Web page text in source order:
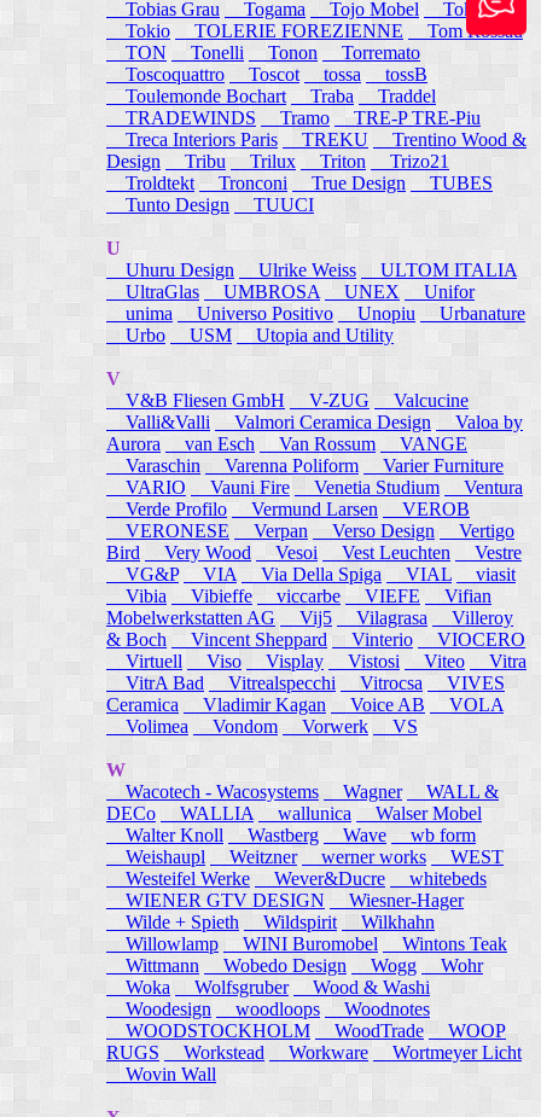
Tobias Grau
Togama Tojo Mobel
Token
Tokio
TOLERIE FOREZIENNE
Tom Rossau
TON
Tonelli Tonon
Torremato
Toscoquattro
Toscot tossa
tossB
Toulemonde Bochart
Traba
Traddel
TRADEWINDS
Tramo
TRE-P TRE-Piu
Treca Interiors Paris
TREKU
Trentino Wood &
Design
Tribu Trilux Triton
Trizo21
Troldtekt Tronconi True Design
TUBES
Tunto Design
TUUCI
U
Uhuru Design
Ulrike Weiss
ULTOM ITALIA
UltraGlas
UMBROSA UNEX
Unifor
unima
Universo Positivo Unopiu
Urbanature
Urbo
USM Utopia and Utility
V
V&B Fliesen GmbH
V-ZUG
Valcucine
Valli&Valli
Valmori Ceramica Design
Valoa by
Aurora
van Esch Van Rossum
VANGE
Varaschin
Varenna Poliform
Varier Furniture
VARIO
Vauni Fire Venetia Studium
Ventura
Verde Profilo
Vermund Larsen
VEROB
VERONESE
Verpan Verso Design
Vertigo
Bird
Very Wood Vesoi Vest Leuchten
Vestre
VG&P
VIA Via Della Spiga VIAL
viasit
Vibia
Vibieffe viccarbe VIEFE
Vifian
Mobelwerkstatten AG
Vij5 Vilagrasa
Villeroy
& Boch
Vincent Sheppard Vinterio
VIOCERO
Virtuell
Viso Visplay Vistosi Viteo
Vitra
VitrA Bad
Vitrealspecchi Vitrocsa
VIVES
Ceramica
Vladimir Kagan Voice AB
VOLA
Volimea
Vondom Vorwerk VS
W
Wacotech - Wacosystems
Wagner
WALL &
DECo
WALLIA wallunica
Walser Mobel
Walter Knoll
Wastberg Wave
wb form
Weishaupl
Weitzner werner works
WEST
Westeifel Werke
Wever&Ducre
whitebeds
WIENER GTV DESIGN
Wiesner-Hager
Wilde + Spieth
Wildspirit
Wilkhahn
Willowlamp
WINI Buromobel
Wintons Teak
Wittmann
Wobedo Design Wogg
Wohr
Woka
Wolfsgruber
Wood & Washi
Woodesign
woodloops
Woodnotes
WOODSTOCKHOLM
WoodTrade
WOOP
RUGS
Workstead Workware
Wortmeyer Licht
Wovin Wall